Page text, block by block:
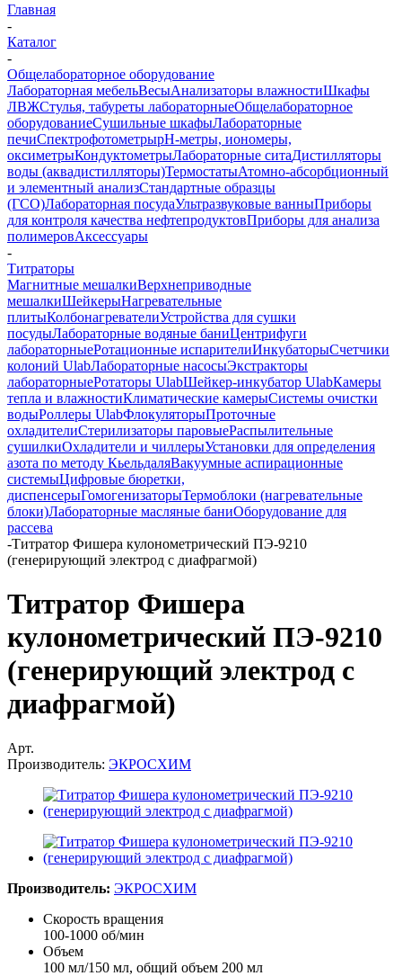
Главная
-
Каталог
-
Общелабораторное оборудование
Лабораторная мебельВесыАнализаторы влажностиШкафы
ЛВЖСтулья, табуреты лабораторныеОбщелабораторное
оборудованиеСушильные шкафыЛабораторные
печиСпектрофотометрыpH-метры, иономеры,
оксиметрыКондуктометрыЛабораторные ситаДистилляторы
воды (аквадистилляторы)ТермостатыАтомно-абсорбционный
и элементный анализСтандартные образцы
(ГСО)Лабораторная посудаУльтразвуковые ванныПриборы
для контроля качества нефтепродуктовПриборы для анализа
полимеровАксессуары
-
Титраторы
Магнитные мешалкиВерхнеприводные
мешалкиШейкерыНагревательные
плитыКолбонагревателиУстройства для сушки
посудыЛабораторные водяные баниЦентрифуги
лабораторныеРотационные испарителиИнкубаторыСчетчики
колоний UlabЛабораторные насосыЭкстракторы
лабораторныеРотаторы UlabШейкер-инкубатор UlabКамеры
тепла и влажностиКлиматические камерыСистемы очистки
водыРоллеры UlabФлокуляторыПроточные
охладителиСтерилизаторы паровыеРаспылительные
сушилкиОхладители и чиллерыУстановки для определения
азота по методу КьельдаляВакуумные аспирационные
системыЦифровые бюретки,
диспенсерыГомогенизаторыТермоблоки (нагревательные
блоки)Лабораторные масляные баниОборудование для
рассева
-Титратор Фишера кулонометрический ПЭ-9210
(генерирующий электрод с диафрагмой)
Титратор Фишера
кулонометрический ПЭ-9210
(генерирующий электрод с
диафрагмой)
Арт.
Производитель: ЭКРОСХИМ
Производитель: ЭКРОСХИМ
Скорость вращения
100-1000 об/мин
Объем
100 мл/150 мл, общий объем 200 мл